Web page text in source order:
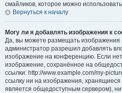
смайликов, которое можно
Вернуться к началу
Могу ли я добавлять изображения к
Да, вы можете размещать изображения
администратор разрешил добавлять
изображение на конференцию. Если
изображение, сохранённое на
ссылки: http://www.example.com/my-
ссылку ни на изображения,
является общедоступным сервером),